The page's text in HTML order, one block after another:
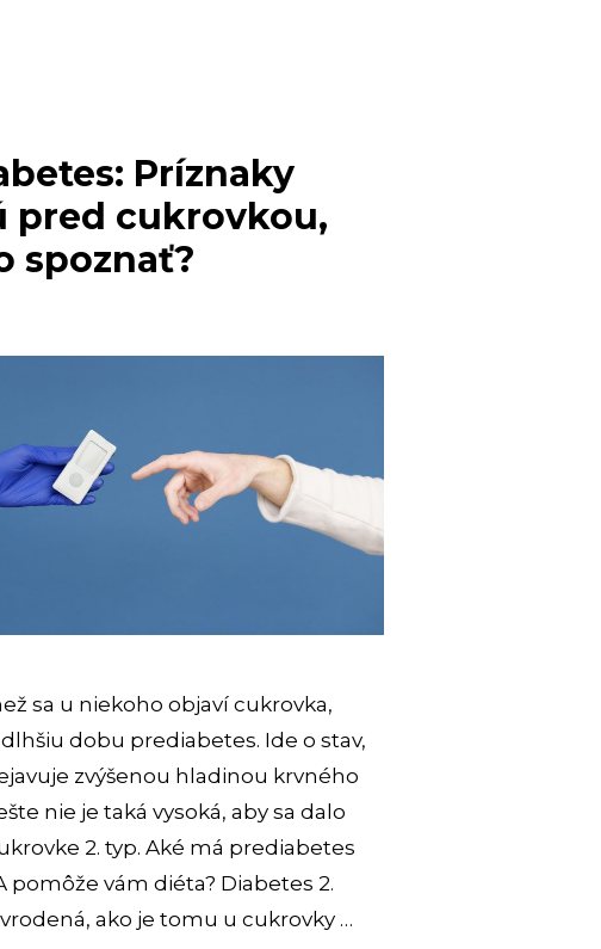
Príznaky
pred cukrovkou,
spoznať?
sa u niekoho objaví cukrovka,
dobu prediabetes. Ide o stav,
zvýšenou hladinou krvného
nie je taká vysoká, aby sa dalo
2. typ. Aké má prediabetes
pomôže vám diéta? Diabetes 2.
ako je tomu u cukrovky …